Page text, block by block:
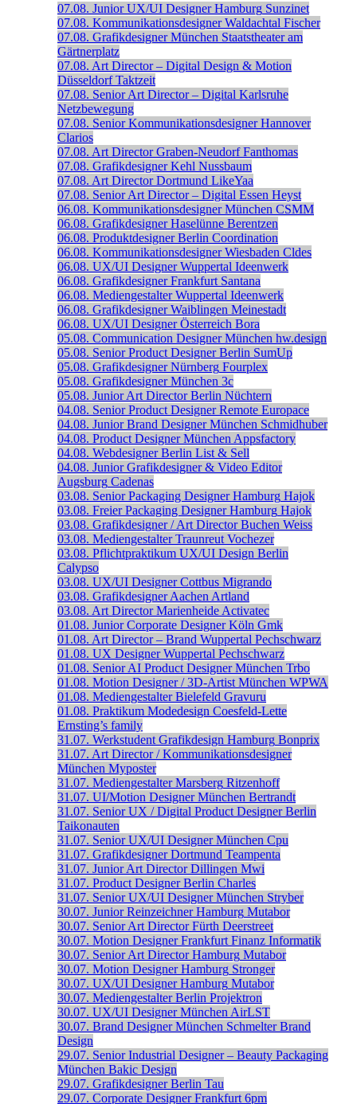
07.08. Junior UX/UI Designer Hamburg Sunzinet
07.08. Kommunikationsdesigner Waldachtal Fischer
07.08. Grafikdesigner München Staatstheater am
Gärtnerplatz
07.08. Art Director – Digital Design & Motion
Düsseldorf Taktzeit
07.08. Senior Art Director – Digital Karlsruhe
Netzbewegung
07.08. Senior Kommunikationsdesigner Hannover
Clarios
07.08. Art Director Graben-Neudorf Fanthomas
07.08. Grafikdesigner Kehl Nussbaum
07.08. Art Director Dortmund LikeYaa
07.08. Senior Art Director – Digital Essen Heyst
06.08. Kommunikationsdesigner München CSMM
06.08. Grafikdesigner Haselünne Berentzen
06.08. Produktdesigner Berlin Coordination
06.08. Kommunikationsdesigner Wiesbaden Cldes
06.08. UX/UI Designer Wuppertal Ideenwerk
06.08. Grafikdesigner Frankfurt Santana
06.08. Mediengestalter Wuppertal Ideenwerk
06.08. Grafikdesigner Waiblingen Meinestadt
06.08. UX/UI Designer Österreich Bora
05.08. Communication Designer München hw.design
05.08. Senior Product Designer Berlin SumUp
05.08. Grafikdesigner Nürnberg Fourplex
05.08. Grafikdesigner München 3c
05.08. Junior Art Director Berlin Nüchtern
04.08. Senior Product Designer Remote Europace
04.08. Junior Brand Designer München Schmidhuber
04.08. Product Designer München Appsfactory
04.08. Webdesigner Berlin List & Sell
04.08. Junior Grafikdesigner & Video Editor
Augsburg Cadenas
03.08. Senior Packaging Designer Hamburg Hajok
03.08. Freier Packaging Designer Hamburg Hajok
03.08. Grafikdesigner / Art Director Buchen Weiss
03.08. Mediengestalter Traunreut Vochezer
03.08. Pflichtpraktikum UX/UI Design Berlin
Calypso
03.08. UX/UI Designer Cottbus Migrando
03.08. Grafikdesigner Aachen Artland
03.08. Art Director Marienheide Activatec
01.08. Junior Corporate Designer Köln Gmk
01.08. Art Director – Brand Wuppertal Pechschwarz
01.08. UX Designer Wuppertal Pechschwarz
01.08. Senior AI Product Designer München Trbo
01.08. Motion Designer / 3D-Artist München WPWA
01.08. Mediengestalter Bielefeld Gravuru
01.08. Praktikum Modedesign Coesfeld-Lette
Ernsting’s family
31.07. Werkstudent Grafikdesign Hamburg Bonprix
31.07. Art Director / Kommunikationsdesigner
München Myposter
31.07. Mediengestalter Marsberg Ritzenhoff
31.07. UI/Motion Designer München Bertrandt
31.07. Senior UX / Digital Product Designer Berlin
Taikonauten
31.07. Senior UX/UI Designer München Cpu
31.07. Grafikdesigner Dortmund Teampenta
31.07. Junior Art Director Dillingen Mwi
31.07. Product Designer Berlin Charles
31.07. Senior UX/UI Designer München Stryber
30.07. Junior Reinzeichner Hamburg Mutabor
30.07. Senior Art Director Fürth Deerstreet
30.07. Motion Designer Frankfurt Finanz Informatik
30.07. Senior Art Director Hamburg Mutabor
30.07. Motion Designer Hamburg Stronger
30.07. UX/UI Designer Hamburg Mutabor
30.07. Mediengestalter Berlin Projektron
30.07. UX/UI Designer München AirLST
30.07. Brand Designer München Schmelter Brand
Design
29.07. Senior Industrial Designer – Beauty Packaging
München Bakic Design
29.07. Grafikdesigner Berlin Tau
29.07. Corporate Designer Frankfurt 6pm